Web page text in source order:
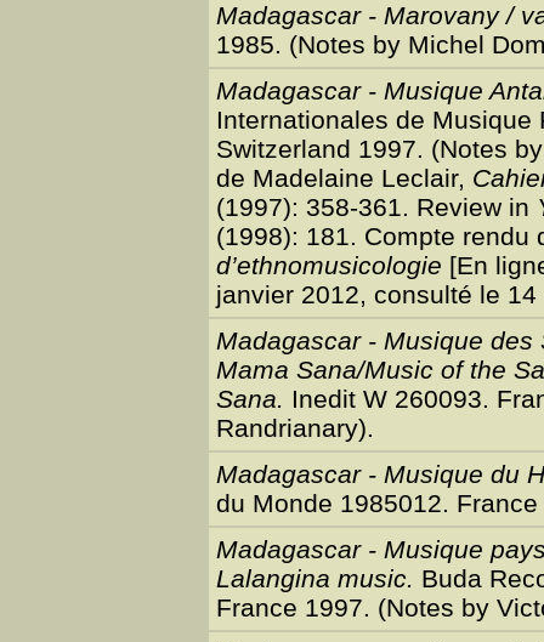
Madagascar - Marovany /
1985. (Notes by Michel
Madagascar - Musique
Internationales de Musique
Switzerland 1997. (Notes
de Madelaine Leclair,
(1997): 358-361. Review in
(1998): 181. Compte
d’ethnomusicologie [En
janvier 2012, consulté le
Madagascar - Musique
Mama Sana/Music of the
Sana. Inedit W 260093.
Randrianary).
Madagascar - Musique du
du Monde 1985012.
Madagascar - Musique
Lalangina music. Buda
France 1997. (Notes by